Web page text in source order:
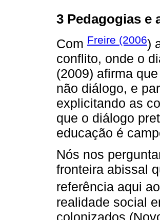
3 Pedagogias e
Com Freire (2006)
conflito, onde o
(2009) afirma
não diálogo, e
explicitando as
que o diálogo
educação é
Nós nos
fronteira abissal
referência aqui
realidade social
colonizados